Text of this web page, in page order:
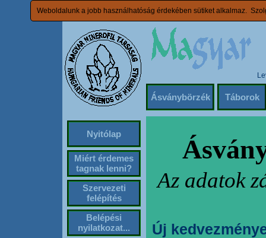
Weboldalunk a jobb használhatóság érdekében sütiket alkalmaz.
Ásványbörzék Táborok
Nyitólap
Miért érdemes
tagnak lenni?
Szervezeti
felépítés
Belépési
nyilatkozat...
Az adatok
Új